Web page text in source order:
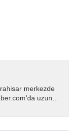
merkezde
uzun